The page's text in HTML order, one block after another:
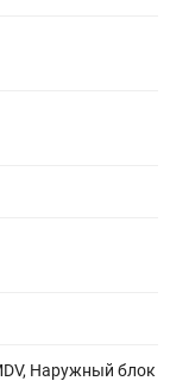
Наружный блок